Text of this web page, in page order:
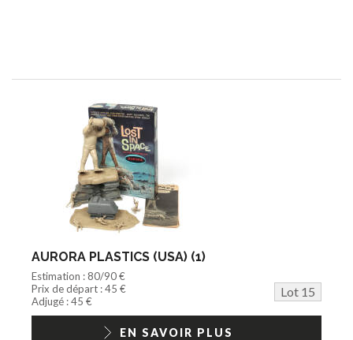
AURORA PLASTICS (USA) (1)
Estimation : 80/90 €
Prix de départ : 45 €
Lot 15
Adjugé : 45 €
EN SAVOIR PLUS